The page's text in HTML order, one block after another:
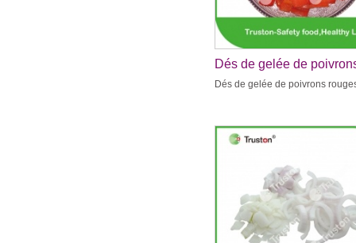
Dés de gelée de
rouges
Dés de gelée de poivrons